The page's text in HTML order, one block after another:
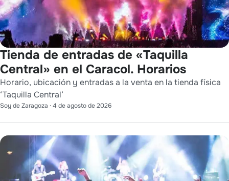
Tienda de entradas de «Taquilla
Central» en el Caracol. Horarios
Horario, ubicación y entradas a la venta en la tienda física
‘Taquilla Central’
Soy de Zaragoza · 4 de agosto de 2026